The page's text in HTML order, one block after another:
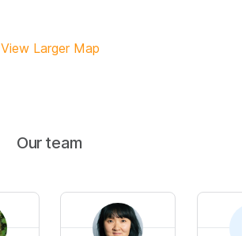
View Larger Map
Our team